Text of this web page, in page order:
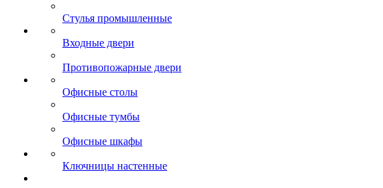
Стулья промышленные
Входные двери
Противопожарные двери
Офисные столы
Офисные тумбы
Офисные шкафы
Ключницы настенные